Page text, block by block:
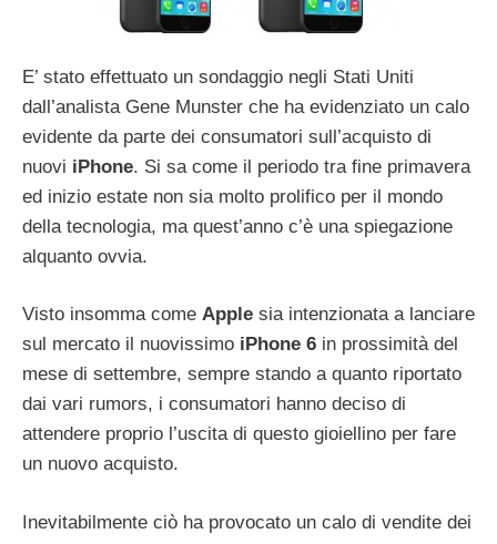
E’ stato effettuato un sondaggio negli Stati Uniti
dall’analista Gene Munster che ha evidenziato un calo
evidente da parte dei consumatori sull’acquisto di
nuovi iPhone. Si sa come il periodo tra fine primavera
ed inizio estate non sia molto prolifico per il mondo
della tecnologia, ma quest’anno c’è una spiegazione
alquanto ovvia.
Visto insomma come Apple sia intenzionata a lanciare
sul mercato il nuovissimo iPhone 6 in prossimità del
mese di settembre, sempre stando a quanto riportato
dai vari rumors, i consumatori hanno deciso di
attendere proprio l’uscita di questo gioiellino per fare
un nuovo acquisto.
Inevitabilmente ciò ha provocato un calo di vendite dei